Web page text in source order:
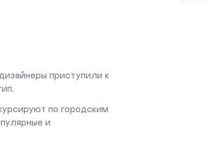
приступили к
по городским
и